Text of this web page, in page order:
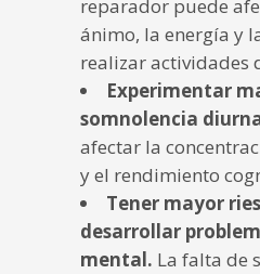
reparador puede
ánimo, la energía y
realizar actividades
Experimentar
somnolencia
afectar la
y el rendimiento
Tener mayor
desarrollar
mental. La falta de